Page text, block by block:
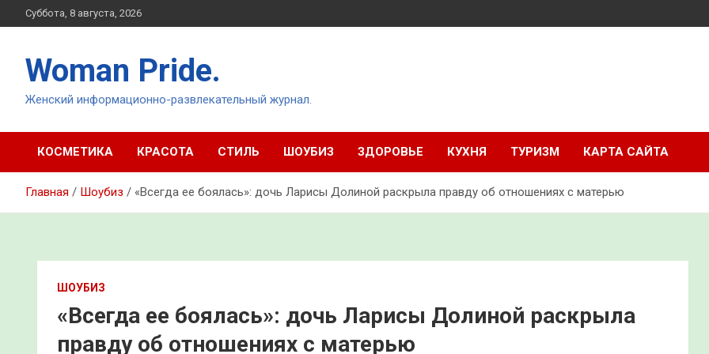
Перейти
к
Суббота, 8 августа, 2026
Woman Pride.
Женский информационно-развлекательный журнал.
КОСМЕТИКА КРАСОТА СТИЛЬ ШОУБИЗ ЗДОРОВЬЕ КУХНЯ ТУРИЗМ КАРТА САЙТА
Главная Шоубиз «Всегда ее боялась»: дочь Ларисы Долиной раскрыла правду об отношениях с матерью
ШОУБИЗ
«Всегда ее боялась»: дочь Ларисы Долиной раскрыла
правду об отношениях с матерью